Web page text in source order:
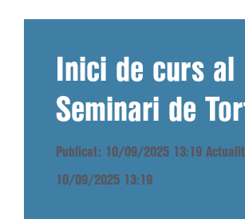
Inici de curs al
Seminari de
Publicat: 10/09/2025 13:19
10/09/2025 13:19